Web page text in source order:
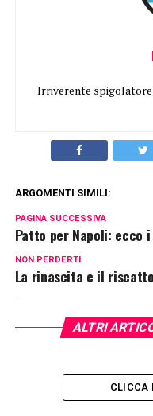
Irriverente
ARGOMENTI SIMILI:
PAGINA SUCCESSIVA
Patto per Napoli:
NON PERDERTI
La rinascita e il
ALTRI
CLICCA